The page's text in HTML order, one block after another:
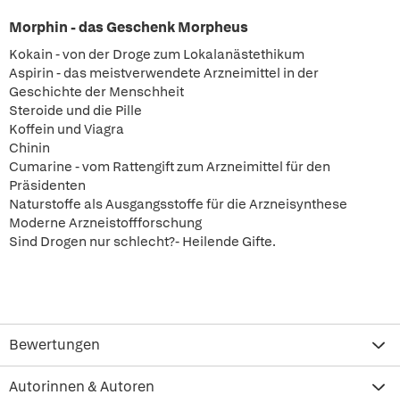
Morphin - das Geschenk Morpheus
Kokain - von der Droge zum Lokalanästethikum
Aspirin - das meistverwendete Arzneimittel in der
Geschichte der Menschheit
Steroide und die Pille
Koffein und Viagra
Chinin
Cumarine - vom Rattengift zum Arzneimittel für den
Präsidenten
Naturstoffe als Ausgangsstoffe für die Arzneisynthese
Moderne Arzneistoffforschung
Sind Drogen nur schlecht?- Heilende Gifte.
Bewertungen
Autorinnen & Autoren